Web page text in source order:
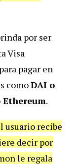
por ser
Visa
pagar en
comoDAI o
.
usuario recibe
decir por
le regala